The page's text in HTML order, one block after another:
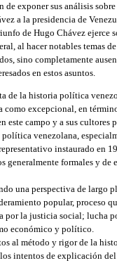
de exponer sus análisis
a la presidencia de
de Hugo Chávez ejerce
al hacer notables temas
sino completamente
en estos asuntos.
de la historia política
excepcional, en
campo y a sus
venezolana,
instaurado
generalmente formales y
una perspectiva de
popular, proceso
la justicia social; lucha
económico y político.
al método y rigor de la
intentos de explicación